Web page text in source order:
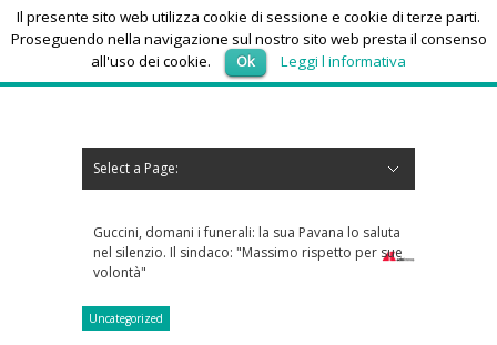
venerdì 7, Agosto 2026
Select a Page:
i funerali: la sua Pavana lo saluta
sindaco: "Massimo rispetto per sue
Dolomiti Superski, via ai rimborsi degli
skipass: ecco chi può richiederli
Uncategorized
Il presente sito web utilizza cookie di sessione e cookie di terze parti.
Proseguendo nella navigazione sul nostro sito web presta il consenso
all'uso dei cookie.
Ok Leggi l informativa